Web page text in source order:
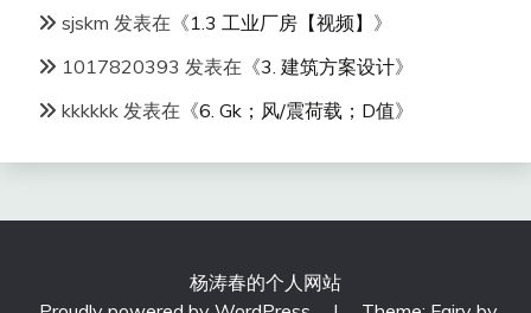
sjskm 发表在《1.3 工业厂房【视频】 》
1017820393 发表在《3. 建筑方案设计》
kkkkkk 发表在《6. Gk；风/震荷载；D值》
杨涛春的个人网站